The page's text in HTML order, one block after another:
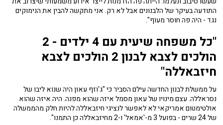
התודעה בעיקר של הלבנונים אבל לא רק. אני מתקשה להבין את הנימוקים
נגד - היה פה חוסר מעוף".
"כל משפחה שיעית עם 4 ילדים - 2
הולכים לצבא לבנון 2 הולכים לצבא
חיזבאללה"
על ממשלת לבנון החדשה עילם הסביר כי "ג'וזף עאון היה שנוא ליבו של
נסראללה. עצם מינויו של עאון מסמל איזה שהוא מפנה. היה איזה שהוא
אולטימטום אמריקאי לא לאפשר לנציגי חיזבאללה להיות חלק מהממשלה
של 24 שרים - בפועל 3 מ-'אמאל' ו-2 מחיזבאללה כן התמנו".